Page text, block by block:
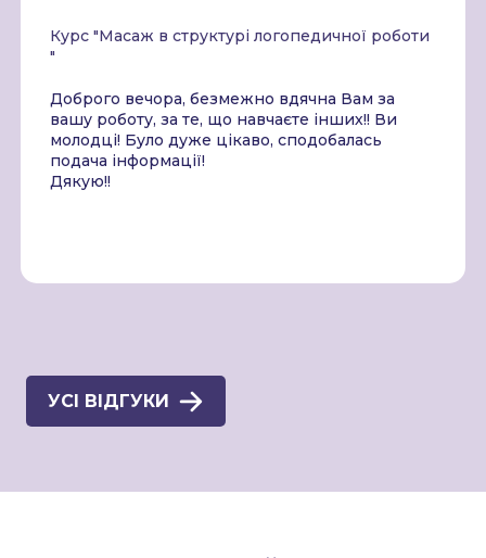
Курс "Масаж в структурі логопедичної роботи
"
Доброго вечора, безмежно вдячна Вам за
вашу роботу, за те, що навчаєте інших!! Ви
молодці! Було дуже цікаво, сподобалась
подача інформації!
Дякую!!
УСІ ВІДГУКИ